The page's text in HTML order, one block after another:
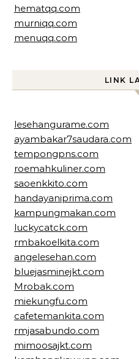
hematqq.com
murniqq.com
menuqq.com
LINK
lesehangurame.com
ayambakar7saudara.com
tempongpns.com
roemahkuliner.com
saoenkkito.com
handayaniprima.com
kampungmakan.com
luckycatck.com
rmbakoelkita.com
angelesehan.com
bluejasminejkt.com
Mrobak.com
miekungfu.com
cafetemankita.com
rmjasabundo.com
mimoosajkt.com